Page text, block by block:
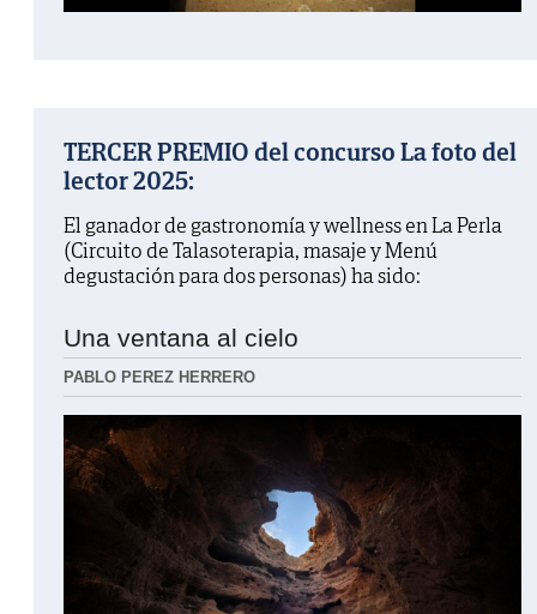
TERCER PREMIO del concurso La foto del
lector 2025:
El ganador de gastronomía y wellness en La Perla
(Circuito de Talasoterapia, masaje y Menú
degustación para dos personas) ha sido:
Una ventana al cielo
PABLO PEREZ HERRERO